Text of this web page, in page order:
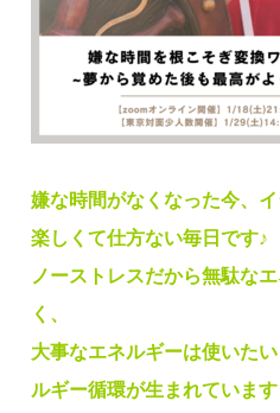
嫌な時間がなくなった今、
楽しくて仕方ない毎日です♪
ノーストレスだから無駄な
く、
大事なエネルギーは使いた
ルギー循環が生まれています